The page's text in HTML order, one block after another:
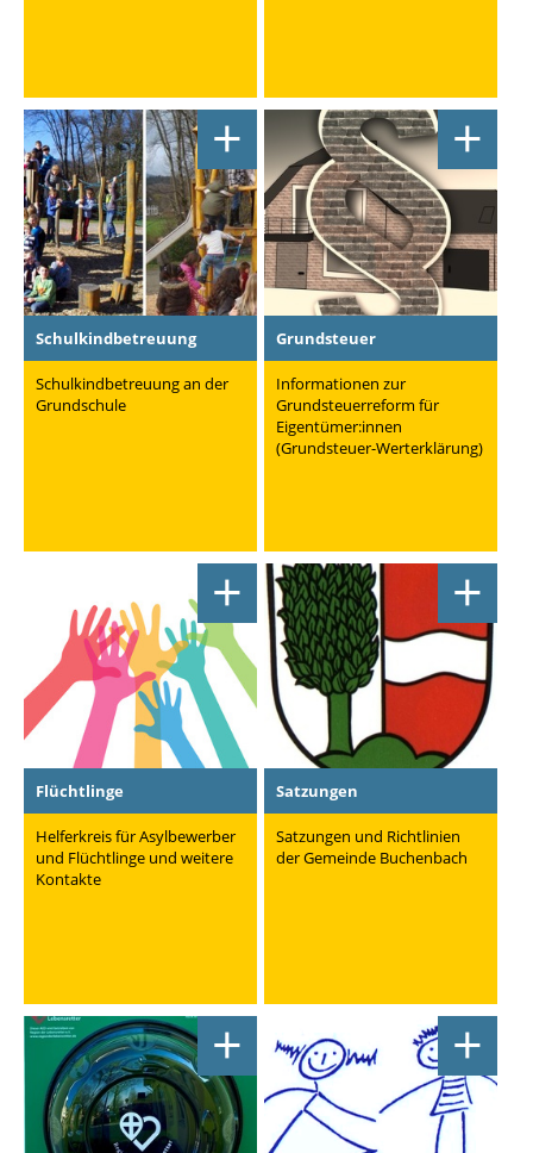
+
Schulkindbetreuung
Schulkindbetreuung an der
Grundschule
+
Grundsteuer
Informationen zur
Grundsteuerreform für
Eigentümer:innen
(Grundsteuer-Werterklärung)
+
Flüchtlinge
Helferkreis für Asylbewerber
und Flüchtlinge und weitere
Kontakte
+
Satzungen
Satzungen und Richtlinien
der Gemeinde Buchenbach
+ +